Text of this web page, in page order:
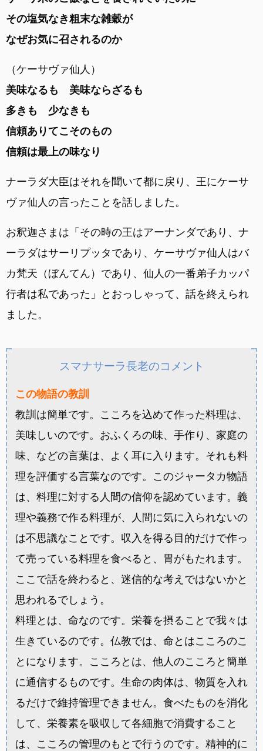
その塩気なき粗末な雑穀が
なぜお気に召されるのか
（ケーサヴァ仙人）
美味なるも 美味ならざるも
多きも 少なきも
信頼ありてこそのもの
信頼は最上の味なり
ナーラダ大臣はそれを聞いて都に戻り、王にケーサ
ヴァ仙人の言ったことを話しました。
お釈迦さまは「その時の王はアーナンダであり、ナ
ーラダはサーリプッタであり、ケーサヴァ仙人はバ
カ梵天（ぼんてん）であり、仙人の一番弟子カッパ
行者は私であった」とおっしゃって、話を終えられ
ました。
スマナサーラ長老のコメント
この物語の教訓
教訓は簡単です。こころを込めて作った料理は、
美味しいのです。おふくろの味、手作り、家庭の
味、などの言葉は、よく耳に入ります。それも料
理を評価する言葉なのです。このジャータカ物語
は、料理に対する人間の信仰を認めています。義
理や義務で作る料理が、人間に気に入られないの
は不思議なことです。収入を得る目的だけで作っ
て売っている料理を食べると、胃がもたれます。
ここで話を終わると、迷信的な考えではないかと
思われるでしょう。
料理とは、命なのです。栄養を摂ることで我々は
生きているのです。仏教では、命とはこころのこ
とになります。こころとは、他人のこころと簡単
に通信するものです。生命の肉体は、物質を入れ
るだけで維持管理できません。食べたものを消化
して、栄養素を吸収して各細胞で消費すること
は、こころの管理のもとで行うのです。精神的に